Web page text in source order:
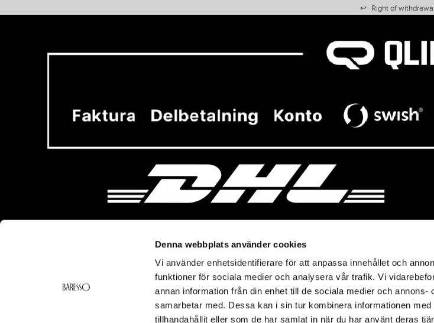
Denna webbplats använder cookies
Vi använder enhetsidentifierare för att anpassa innehållet och
funktioner för sociala medier och analysera vår trafik. Vi
annan information från din enhet till de sociala medier och annons-
samarbetar med. Dessa kan i sin tur kombinera informationen
tillhandahållit eller som de har samlat in när du har använt deras
↩ Right of withdrawal
Kontakt
Om Baresso
Baresso Magasin
Om Baresso.se
Cookiepolicy
Mitt
Mitt